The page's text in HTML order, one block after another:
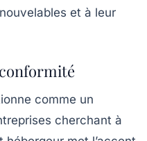
et à leur
comme un
cherchant à